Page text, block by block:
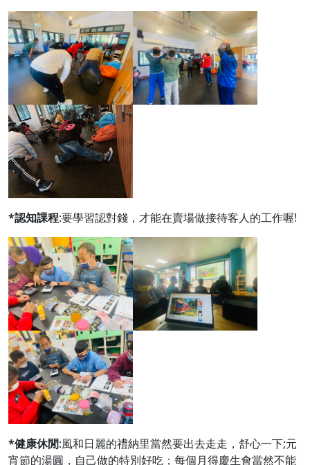
*認知課程:要學習認對錢，才能在賣場做接待客人的工作喔!
*健康休閒:風和日麗的禮納里當然要出去走走，舒心一下;元
宵節的湯圓，自己做的特別好吃；每個月得慶生會當然不能